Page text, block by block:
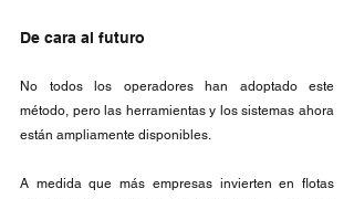
De cara al futuro
No todos los operadores han adoptado este
método, pero las herramientas y los sistemas ahora
están ampliamente disponibles.
A medida que más empresas invierten en flotas